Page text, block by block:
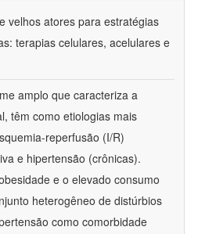
velhos atores para estratégias
terapias celulares, acelulares e
amplo que caracteriza a
têm como etiologias mais
reperfusão (I/R)
e hipertensão (crônicas).
e o elevado consumo
heterogêneo de distúrbios
como comorbidade